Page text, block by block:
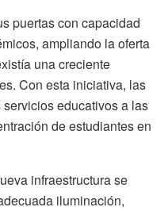
puertas con capacidad
ampliando la oferta
una creciente
Con esta iniciativa, las
educativos a las
de estudiantes en
infraestructura se
iluminación,